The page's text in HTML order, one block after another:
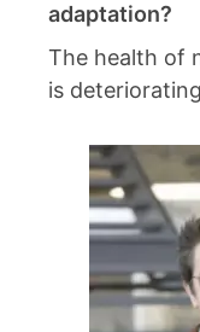
adaptation?
The health of
is